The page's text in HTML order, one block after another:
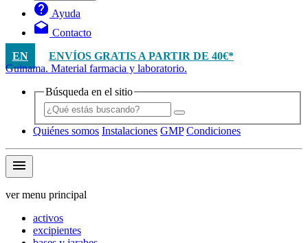
help Ayuda
drafts Contacto
EN
ENVÍOS GRATIS A PARTIR DE 40€*
Guinama. Material farmacia y laboratorio.
Búsqueda en el sitio
Quiénes somos Instalaciones GMP Condiciones
menu
ver menu principal
activos
excipientes